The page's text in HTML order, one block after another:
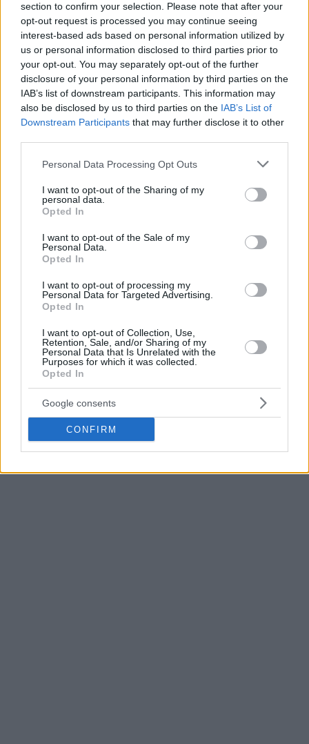
section to confirm your selection. Please note that after your
opt-out request is processed you may continue seeing
interest-based ads based on personal information utilized by
us or personal information disclosed to third parties prior to
your opt-out. You may separately opt-out of the further
disclosure of your personal information by third parties on the
IAB’s list of downstream participants. This information may
also be disclosed by us to third parties on the IAB’s List of
Downstream Participants that may further disclose it to other
Please note that this website/app uses one or more Google
not limited to your visit or usage behaviour. You may click to
grant or deny consent to Google and its third-party tags to
use your data for below specified purposes in below Google
consent section.
Personal Data Processing Opt Outs
I want to opt-out of the Sharing of my
personal data.
Opted In
I want to opt-out of the Sale of my
Personal Data.
Opted In
I want to opt-out of processing my
Personal Data for Targeted Advertising.
Opted In
I want to opt-out of Collection, Use,
Retention, Sale, and/or Sharing of my
Personal Data that Is Unrelated with the
Purposes for which it was collected.
Opted In
Google consents
CONFIRM
Por Alex Molina / info@eurohoops.net
El UCAM Murcia ha confirmado una importante baja en el
momento más decisivo de la temporada. El base
estadounidense David DeJulius sufre una fractura del
quinto metatarsiano de su pie derecho, una lesión que le
obligará a pasar por el quirófano y permanecer alejado de
Según informó el club murciano, las pruebas médicas
exacto de la lesión, que requerirá una intervención
quirúrgica programada para la próxima semana. Tras la
operación, el jugador iniciará un proceso de recuperación
cuyo plazo estimado es de aproximadamente tres meses.
La noticia supone un contratiempo para el UCAM Murcia,
que pierde a uno de los jugadores más importantes del
equipo justo antes del tercer y definitivo partido de la serie
con el Barça.
El duelo de este sábado se jugará además con la duda hasta
último momento de Howard Sant-Roos, que ya se perdió el